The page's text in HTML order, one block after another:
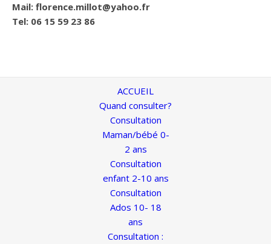
Mail: florence.millot@yahoo.fr
Tel: 06 15 59 23 86
ACCUEIL
Quand consulter?
Consultation
Maman/bébé 0-
2 ans
Consultation
enfant 2-10 ans
Consultation
Ados 10- 18
ans
Consultation :